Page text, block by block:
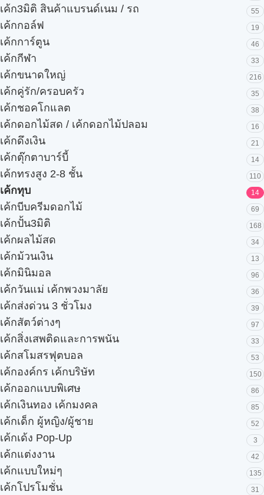
เค้ก3มิติ สินค้าแบรนด์เนม / รถ 55
เค้กกอล์ฟ 19
เค้กการ์ตูน 46
เค้กกีฬา 33
เค้กขนาดใหญ่ 216
เค้กคู่รัก/ครอบครัว 35
เค้กชอคโกแลต 38
เค้กดอกไม้สด / เค้กดอกไม้ปลอม 16
เค้กดึงเงิน 21
เค้กตุ๊กตาบาร์บี้ 14
เค้กทรงสูง 2-8 ชั้น 110
เค้กทุบ 14
เค้กบีบครีมดอกไม้ 69
เค้กปั้น3มิติ 168
เค้กผลไม้สด 34
เค้กม้วนเงิน 13
เค้กมินิมอล 96
เค้กวันแม่ เค้กพวงมาลัย 36
เค้กส่งด่วน 3 ชั่วโมง 39
เค้กสัตว์ต่างๆ 97
เค้กสิ่งเสพติดและการพนัน 33
เค้กสโมสรฟุตบอล 53
เค้กองค์กร เค้กบริษัท 150
เค้กออกแบบพิเศษ 86
เค้กเงินทอง เค้กมงคล 85
เค้กเด็ก ผู้หญิง/ผู้ชาย 52
เค้กเด้ง Pop-Up 3
เค้กแต่งงาน 42
เค้กแบบใหม่ๆ 135
เค้กโปรโมชั่น 31